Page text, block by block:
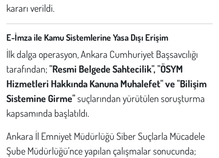
kararı verildi.
E-İmza ile Kamu Sistemlerine Yasa Dışı Erişim
İlk dalga operasyon, Ankara Cumhuriyet Başsavcılığı
tarafından;"Resmi Belgede Sahtecilik", "ÖSYM
Hizmetleri Hakkında Kanuna Muhalefet" ve "Bilişim
Sistemine Girme"suçlarından yürütülen soruşturma
kapsamında başlatıldı.
Ankara İl Emniyet Müdürlüğü Siber Suçlarla Mücadele
Şube Müdürlüğü’nce yapılan çalışmalar sonucunda;
Son Dakika
Kent
Eğlence